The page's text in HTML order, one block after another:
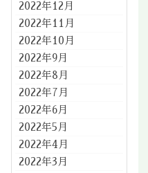
2022年12月
2022年11月
2022年10月
2022年9月
2022年8月
2022年7月
2022年6月
2022年5月
2022年4月
2022年3月